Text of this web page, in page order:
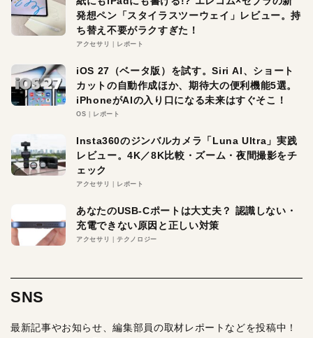
発想ペン「スタイラスツーウェイ」レビュー。持
ち替え不要がラクすぎた！
アクセサリ レポート
iOS 27（ベータ版）を試す。Siri AI、ショート
カットの自動作成ほか、期待大の便利機能5選。
iPhoneがAIの入り口になる未来はすぐそこ！
OS レポート
Insta360のジンバルカメラ「Luna Ultra」実践
レビュー。4K／8K比較・ズーム・夜間撮影をチ
ェック
アクセサリ レポート
あなたのUSB-Cポートは大丈夫？ 認識しない・
充電できない原因と正しい対策
アクセサリ テクノロジー
SNS
最新記事やお知らせ、編集部員の取材レポートなどを投稿中！